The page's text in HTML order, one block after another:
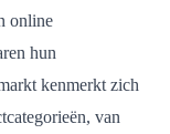
online
hun
kenmerkt zich
van